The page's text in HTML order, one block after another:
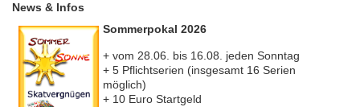
News & Infos
Sommerpokal 2026
+ vom 28.06. bis 16.08. jeden Sonntag
+ 5 Pflichtserien (insgesamt 16 Serien
möglich)
+ 10 Euro Startgeld